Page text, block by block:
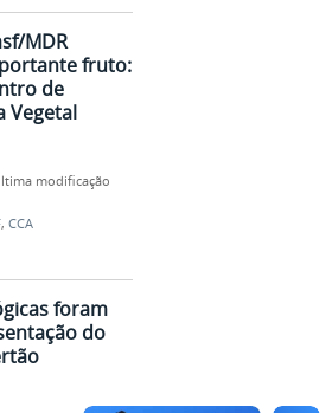
MDR
fruto:
de
Vegetal
modificação
, CCA
foram
do